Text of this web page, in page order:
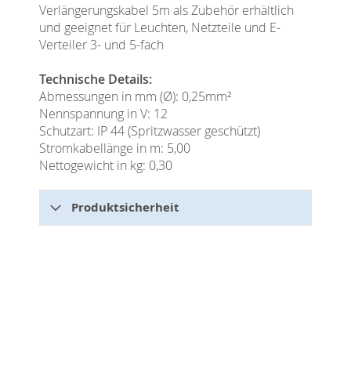
Verlängerungskabel 5m als Zubehör erhältlich
und geeignet für Leuchten, Netzteile und E-
Verteiler 3- und 5-fach
Technische Details:
Abmessungen in mm (Ø): 0,25mm²
Nennspannung in V: 12
Schutzart: IP 44 (Spritzwasser geschützt)
Stromkabellänge in m: 5,00
Nettogewicht in kg: 0,30
Produktsicherheit